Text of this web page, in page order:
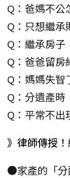
Q：爸媽不公
Q：只想繼承
Q：繼承房子
Q：爸爸留房
Q：媽媽失智
Q：分遺產時
Q：平常不出
》律師傳授
●家產的「